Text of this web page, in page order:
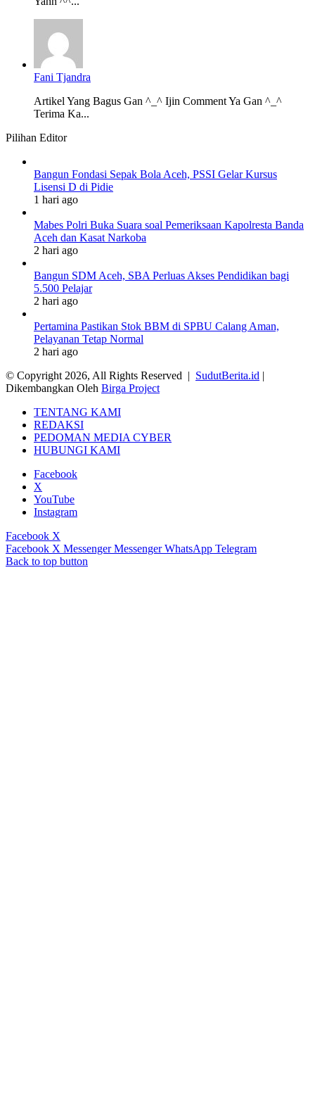
Fani Tjandra
Artikel Yang Bagus Gan ^_^ Ijin Comment Ya Gan ^_^
Terima Ka...
Pilihan Editor
Bangun Fondasi Sepak Bola Aceh, PSSI Gelar Kursus
Lisensi D di Pidie
1 hari ago
Mabes Polri Buka Suara soal Pemeriksaan Kapolresta Banda
Aceh dan Kasat Narkoba
2 hari ago
Bangun SDM Aceh, SBA Perluas Akses Pendidikan bagi
5.500 Pelajar
2 hari ago
Pertamina Pastikan Stok BBM di SPBU Calang Aman,
Pelayanan Tetap Normal
2 hari ago
© Copyright 2026, All Rights Reserved | SudutBerita.id |
Dikembangkan Oleh Birga Project
TENTANG KAMI
REDAKSI
PEDOMAN MEDIA CYBER
HUBUNGI KAMI
Facebook
X
YouTube
Instagram
Facebook X
Facebook X Messenger Messenger WhatsApp Telegram
Back to top button